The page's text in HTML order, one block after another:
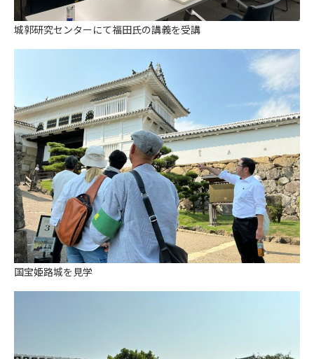
城郭研究センターにて福田氏の講義を受講
国宝姫路城を見学